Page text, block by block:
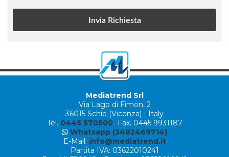
Mediatrend Srl
Via Lago di Fimon, 2
36015 Schio (Vicenza) - Italy
Tel. 0445 570500- Fax. 0445 9931187
Whatsapp (3482469714)
E-Mail: info@mediatrend.it
Partita IVA: 03622010241